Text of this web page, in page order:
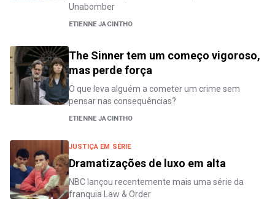
Unabomber
ETIENNE JACINTHO
The Sinner tem um começo vigoroso,
mas perde força
O que leva alguém a cometer um crime sem
pensar nas consequências?
ETIENNE JACINTHO
JUSTIÇA EM SÉRIE
Dramatizações de luxo em alta
NBC lançou recentemente mais uma série da
franquia Law & Order